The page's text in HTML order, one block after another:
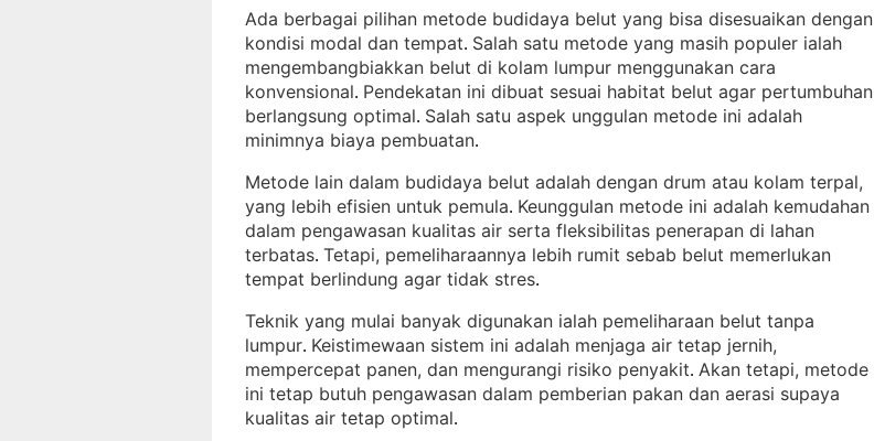
Ada berbagai pilihan metode budidaya belut yang bisa disesuaikan dengan
kondisi modal dan tempat. Salah satu metode yang masih populer ialah
mengembangbiakkan belut di kolam lumpur menggunakan cara
konvensional. Pendekatan ini dibuat sesuai habitat belut agar pertumbuhan
berlangsung optimal. Salah satu aspek unggulan metode ini adalah
minimnya biaya pembuatan.
Metode lain dalam budidaya belut adalah dengan drum atau kolam terpal,
yang lebih efisien untuk pemula. Keunggulan metode ini adalah kemudahan
dalam pengawasan kualitas air serta fleksibilitas penerapan di lahan
terbatas. Tetapi, pemeliharaannya lebih rumit sebab belut memerlukan
tempat berlindung agar tidak stres.
Teknik yang mulai banyak digunakan ialah pemeliharaan belut tanpa
lumpur. Keistimewaan sistem ini adalah menjaga air tetap jernih,
mempercepat panen, dan mengurangi risiko penyakit. Akan tetapi, metode
ini tetap butuh pengawasan dalam pemberian pakan dan aerasi supaya
kualitas air tetap optimal.